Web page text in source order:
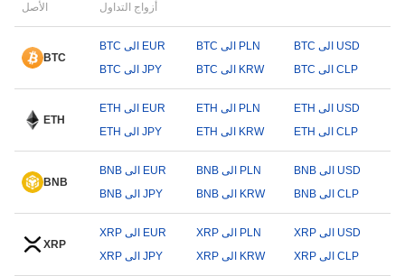
الأصل أزواج التداول
BTC
BTC الى EUR BTC الى PLN
BTC الى USD
BTC الى JPY
BTC الى KRW BTC الى CLP
ETH
ETH الى EUR ETH الى PLN
ETH الى USD
ETH الى JPY
ETH الى KRW ETH الى CLP
BNB
BNB الى EUR BNB الى PLN
BNB الى USD
BNB الى JPY
BNB الى KRW BNB الى CLP
XRP
XRP الى EUR XRP الى PLN
XRP الى USD
XRP الى JPY
XRP الى KRW XRP الى CLP